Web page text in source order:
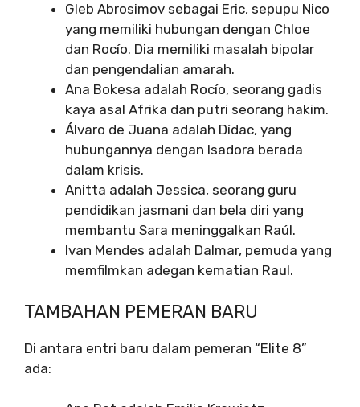
Gleb Abrosimov sebagai Eric, sepupu Nico
yang memiliki hubungan dengan Chloe
dan Rocío. Dia memiliki masalah bipolar
dan pengendalian amarah.
Ana Bokesa adalah Rocío, seorang gadis
kaya asal Afrika dan putri seorang hakim.
Álvaro de Juana adalah Dídac, yang
hubungannya dengan Isadora berada
dalam krisis.
Anitta adalah Jessica, seorang guru
pendidikan jasmani dan bela diri yang
membantu Sara meninggalkan Raúl.
Ivan Mendes adalah Dalmar, pemuda yang
memfilmkan adegan kematian Raul.
TAMBAHAN PEMERAN BARU
Di antara entri baru dalam pemeran “Elite 8”
ada: